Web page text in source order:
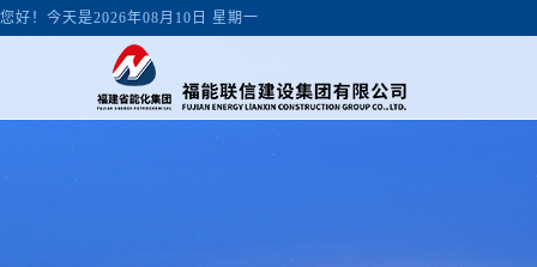
您好！今天是2026年08月10日 星期一